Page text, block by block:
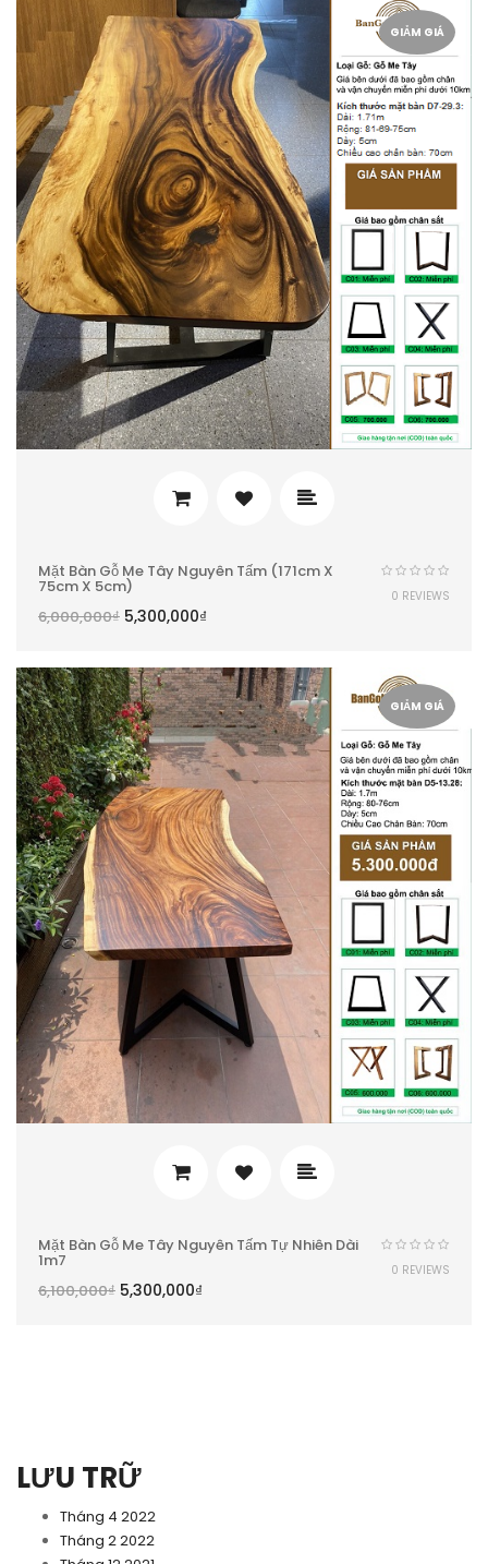
LƯU TRỮ
Tháng 4 2022
Tháng 2 2022
GIẢM GIÁ
Mặt Bàn Gỗ Me Tây Nguyên Tấm (171cm X
75cm X 5cm)
6,000,000₫ 5,300,000₫
0 REVIEWS
GIẢM GIÁ
Mặt Bàn Gỗ Me Tây Nguyên Tấm Tự Nhiên Dài
1m7
6,100,000₫ 5,300,000₫
0 REVIEWS